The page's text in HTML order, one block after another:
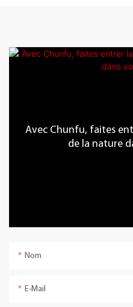
Avec Chunfu, faites
de la nature
Nom
E-Mail